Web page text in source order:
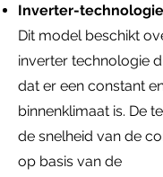
Inverter-technologie
Dit model beschikt
inverter technologie
dat er een constant
binnenklimaat is. De
de snelheid van de
op basis van de